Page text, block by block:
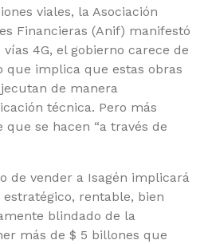
viales, la Asociación
Financieras (Anif) manifestó
4G, el gobierno carece de
que implica que estas obras
de manera
técnica. Pero más
que se hacen “a través de
de vender a Isagén implicará
rentable, bien
blindado de la
más de $ 5 billones que